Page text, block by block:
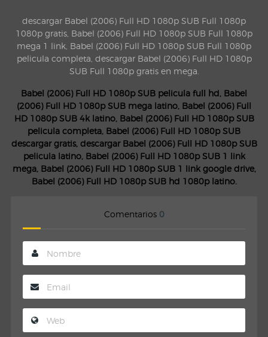
descargar Babel (2006) Full HD 1080p SUB Full 1080p
1080p gratis, Babel (2006) Full HD 1080p SUB Full 1080p
mega 1 link, Babel (2006) Full HD 1080p SUB Full 1080p
pelicula completa, descargar Babel (2006) Full HD 1080p
SUB Full 1080p gratis en mega.
Babel (2006) Full HD 1080p SUB pelicula full hd, Babel
(2006) Full HD 1080p SUB mega latino, Babel (2006) Full
HD 1080p SUB 4k latino, Babel (2006) Full HD 1080p SUB
pelicula completa, Babel (2006) Full HD 1080p SUB
descargar gratis, descargar Babel (2006) Full HD 1080p SUB
pelicula latino, Babel (2006) Full HD 1080p SUB 1 link
mega, Babel (2006) Full HD 1080p SUB 1 link google drive,
Babel (2006) Full HD 1080p SUB hd 1080p latino.
Comentarios 0